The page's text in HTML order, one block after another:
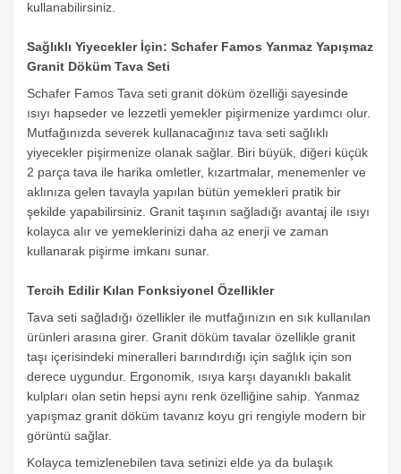
kullanabilirsiniz.
Sağlıklı Yiyecekler İçin: Schafer Famos Yanmaz Yapışmaz
Granit Döküm Tava Seti
Schafer Famos Tava seti granit döküm özelliği sayesinde
ısıyı hapseder ve lezzetli yemekler pişirmenize yardımcı olur.
Mutfağınızda severek kullanacağınız tava seti sağlıklı
yiyecekler pişirmenize olanak sağlar. Biri büyük, diğeri küçük
2 parça tava ile harika omletler, kızartmalar, menemenler ve
aklınıza gelen tavayla yapılan bütün yemekleri pratik bir
şekilde yapabilirsiniz. Granit taşının sağladığı avantaj ile ısıyı
kolayca alır ve yemeklerinizi daha az enerji ve zaman
kullanarak pişirme imkanı sunar.
Tercih Edilir Kılan Fonksiyonel Özellikler
Tava seti sağladığı özellikler ile mutfağınızın en sık kullanılan
ürünleri arasına girer. Granit döküm tavalar özellikle granit
taşı içerisindeki mineralleri barındırdığı için sağlık için son
derece uygundur. Ergonomik, ısıya karşı dayanıklı bakalit
kulpları olan setin hepsi aynı renk özelliğine sahip. Yanmaz
yapışmaz granit döküm tavanız koyu gri rengiyle modern bir
görüntü sağlar.
Kolayca temizlenebilen tava setinizi elde ya da bulaşık